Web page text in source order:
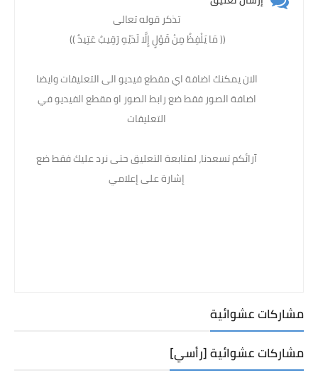
تذكر قوله تعالى
(( مَا يَلْفِظُ مِنْ قَوْلٍ إِلَّا لَدَيْهِ رَقِيبٌ عَتِيدٌ )) ‏
الان يمكنك اضافة اي مقطع فيديو الى التعليقات وايضا
اضافة الصور فقط ضع رابط الصور او مقطع الفيديو في
التعليقات
آرائكم تسعدنا، لمتابعة التعليق حتى نرد عليك فقط ضع
إشارة على إعلامي
مشاركات عشوائية
مشاركات عشوائية [رأسي]